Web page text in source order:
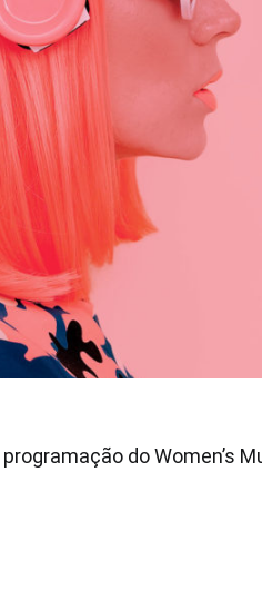
do Women’s